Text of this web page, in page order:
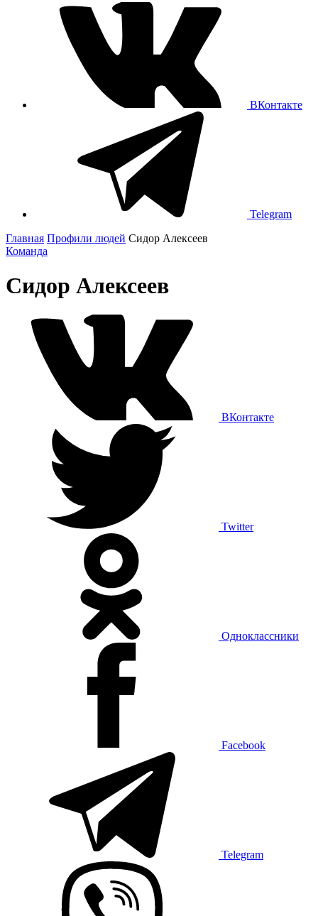
ВКонтакте
Telegram
Главная Профили людей Сидор Алексеев
Команда
Сидор Алексеев
ВКонтакте
Twitter
Одноклассники
Facebook
Telegram